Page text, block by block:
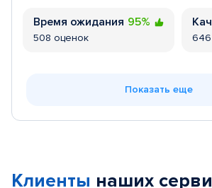
Время ожидания 95%
508 оценок
Показать еще
Клиенты наших